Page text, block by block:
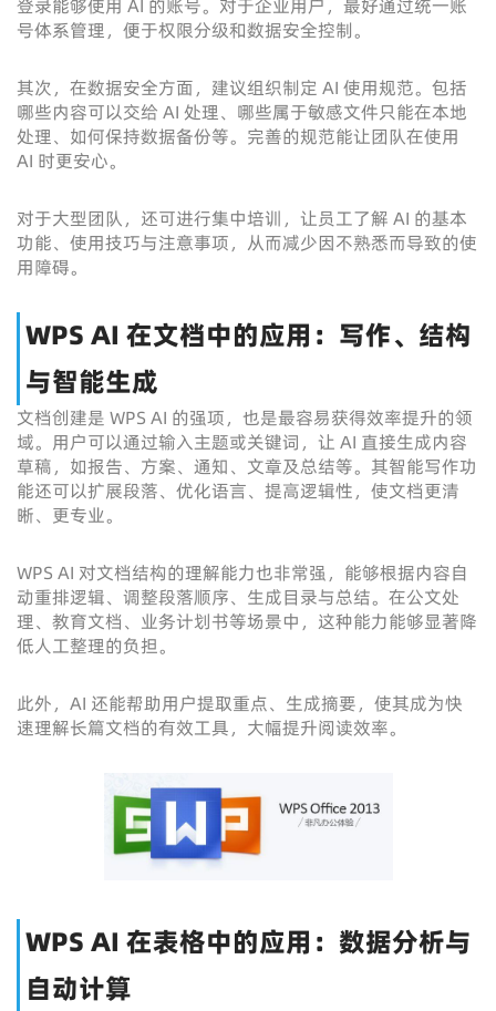
登录能够使用 AI 的账号。对于企业用户，最好通过统一账
号体系管理，便于权限分级和数据安全控制。
其次，在数据安全方面，建议组织制定 AI 使用规范。包括
哪些内容可以交给 AI 处理、哪些属于敏感文件只能在本地
处理、如何保持数据备份等。完善的规范能让团队在使用
AI 时更安心。
对于大型团队，还可进行集中培训，让员工了解 AI 的基本
功能、使用技巧与注意事项，从而减少因不熟悉而导致的使
用障碍。
WPS AI 在文档中的应用：写作、结构
与智能生成
文档创建是 WPS AI 的强项，也是最容易获得效率提升的领
域。用户可以通过输入主题或关键词，让 AI 直接生成内容
草稿，如报告、方案、通知、文章及总结等。其智能写作功
能还可以扩展段落、优化语言、提高逻辑性，使文档更清
晰、更专业。
WPS AI 对文档结构的理解能力也非常强，能够根据内容自
动重排逻辑、调整段落顺序、生成目录与总结。在公文处
理、教育文档、业务计划书等场景中，这种能力能够显著降
低人工整理的负担。
此外，AI 还能帮助用户提取重点、生成摘要，使其成为快
速理解长篇文档的有效工具，大幅提升阅读效率。
WPS AI 在表格中的应用：数据分析与
自动计算